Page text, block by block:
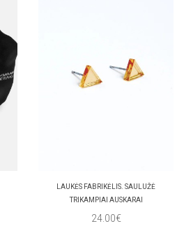
LAUKĖS FABRIKĖLIS. SAULUŽĖ
TRIKAMPIAI AUSKARAI
24.00€